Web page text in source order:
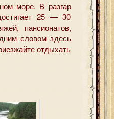
море. В разгар
25 — 30
пансионатов,
словом здесь
отдыхать